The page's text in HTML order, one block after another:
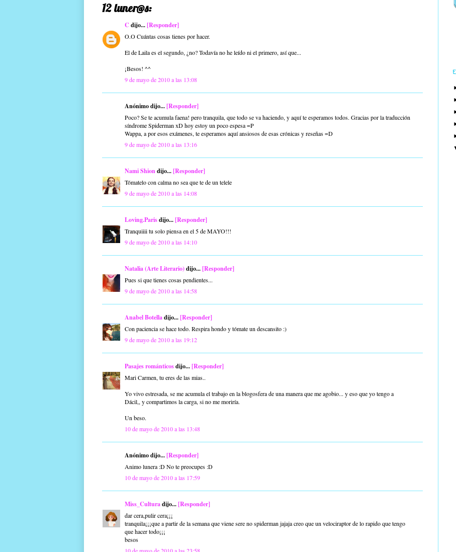
12 luner@s:
C dijo...[Responder]
O.O Cuántas cosas tienes por hacer.
El de Laila es el segundo, ¿no? Todavía no he leído ni el primero, así que...
¡Besos! ^^
9 de mayo de 2010 a las 13:08
Anónimo dijo...[Responder]
Poco? Se te acumula faena! pero tranquila, que todo se va haciendo, y aquí te esperamos todos. Gracias por la traducción
síndrome Spiderman xD hoy estoy un poco espesa =P
Wappa, a por esos exámenes, te esperamos aquí ansiosos de esas crónicas y reseñas =D
9 de mayo de 2010 a las 13:16
Nami Shiondijo...[Responder]
Tómatelo con calma no sea que te de un telele
9 de mayo de 2010 a las 14:08
Loving.Parisdijo...[Responder]
Tranquiiii tu solo piensa en el 5 de MAYO!!!
9 de mayo de 2010 a las 14:10
Natalia (Arte Literario)dijo...[Responder]
Pues si que tienes cosas pendientes...
9 de mayo de 2010 a las 14:58
Anabel Botelladijo...[Responder]
Con paciencia se hace todo. Respira hondo y tómate un descansito :)
9 de mayo de 2010 a las 19:12
Pasajes románticosdijo...[Responder]
Mari Carmen, tu eres de las mias..
Yo vivo estresada, se me acumula el trabajo en la blogosfera de una manera que me agobio... y eso que yo tengo a
Dácil,, y compartimos la carga, si no me moriría.
Un beso.
10 de mayo de 2010 a las 13:48
Anónimo dijo...[Responder]
Animo lunera :D No te preocupes :D
10 de mayo de 2010 a las 17:59
Miss_Culturadijo...[Responder]
dar cera,pulir cera¡¡¡
tranquila¡¡¡que a partir de la semana que viene sere no spiderman jajaja creo que un velociraptor de lo rapido que tengo
que hacer todo¡¡¡
besos